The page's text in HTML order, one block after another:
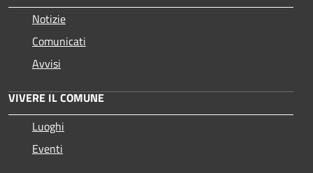
Notizie
Comunicati
Avvisi
VIVERE IL COMUNE
Luoghi
Eventi